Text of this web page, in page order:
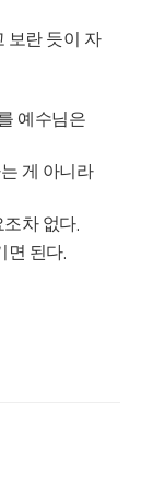
보란 듯이 자
예수님은
게 아니라
조차 없다.
면 된다.